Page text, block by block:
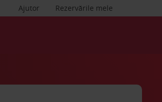
Rezervările mele
Ajutor